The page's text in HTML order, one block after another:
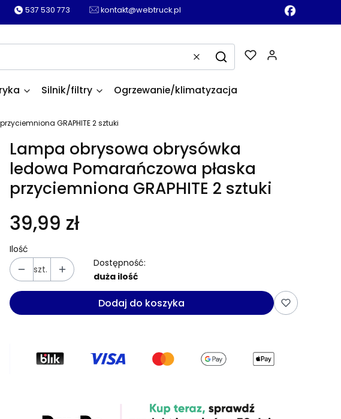
537 530 773 kontakt@webtruck.pl
WyczyśćSzukaj
Silnik/filtry Ogrzewanie/klimatyzacja
GRAPHITE 2 sztuki
Lampa obrysowa obrysówka
ledowa Pomarańczowa płaska
przyciemniona GRAPHITE 2 sztuki
39,99 zł
Ilość
szt.
Dostępność:
duża ilość
Dodaj do koszyka